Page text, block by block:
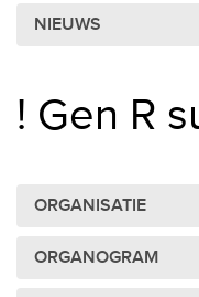
NIEUWS
! Gen R
ORGANISATIE
ORGANOGRAM